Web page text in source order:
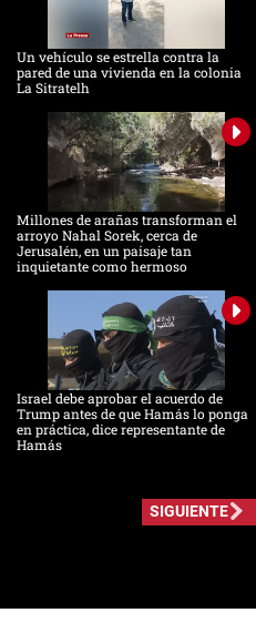
Un vehículo se estrella contra la
pared de una vivienda en la colonia
La Sitratelh
Millones de arañas transforman el
arroyo Nahal Sorek, cerca de
Jerusalén, en un paisaje tan
inquietante como hermoso
Israel debe aprobar el acuerdo de
Trump antes de que Hamás lo ponga
en práctica, dice representante de
Hamás
SIGUIENTE